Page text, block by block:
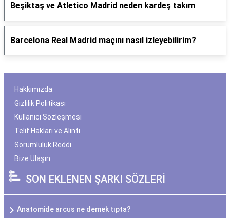
Beşiktaş ve Atletico Madrid neden kardeş takım
Barcelona Real Madrid maçını nasıl izleyebilirim?
Hakkımızda
Gizlilik Politikası
Kullanıcı Sözleşmesi
Telif Hakları ve Alıntı
Sorumluluk Reddi
Bize Ulaşın
SON EKLENEN ŞARKI SÖZLERİ
Anatomide arcus ne demek tıpta?